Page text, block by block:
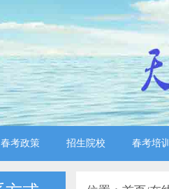
春考政策 招生院校 春考培